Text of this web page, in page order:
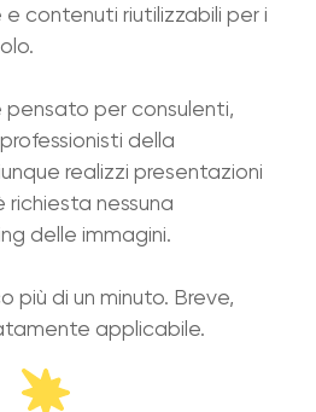
contenuti riutilizzabili per i
per consulenti,
della
realizzi presentazioni
richiesta nessuna
delle immagini.
più di un minuto. Breve,
applicabile.